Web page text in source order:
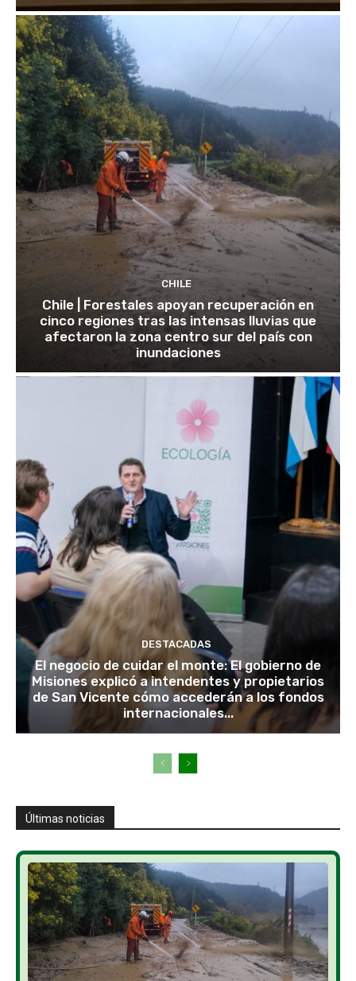
CHILE
Chile | Forestales apoyan recuperación en
cinco regiones tras las intensas lluvias que
afectaron la zona centro sur del país con
inundaciones
DESTACADAS
El negocio de cuidar el monte: El gobierno de
Misiones explicó a intendentes y propietarios
de San Vicente cómo accederán a los fondos
internacionales...
Últimas noticias